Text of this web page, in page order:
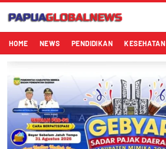
Papuaglobalnews.com
Menulis Fakta dengan Hati Bening
HOME NEWS PENDIDIKAN KESEHATAN